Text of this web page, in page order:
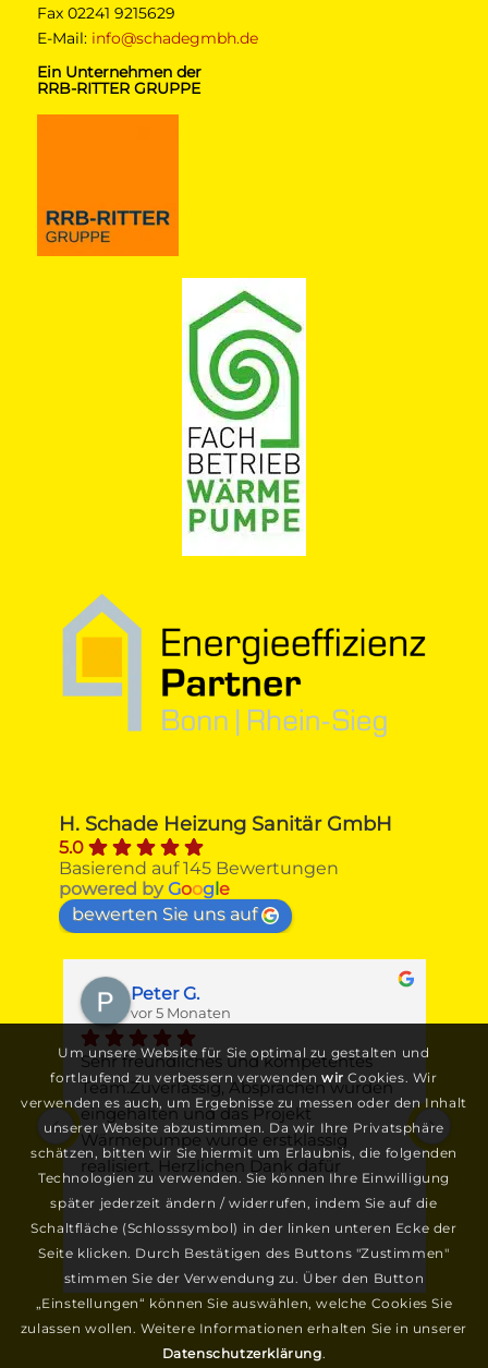
Fax 02241 9215629
E-Mail: info@schadegmbh.de
Ein Unternehmen der
RRB-RITTER GRUPPE
H. Schade Heizung Sanitär GmbH
5.0
Basierend auf 145 Bewertungen
powered byGoogle
bewerten Sie uns auf
Peter G.
vor 5 Monaten
Sehr freundliches und kompetentes
Team.Zuverlässig, Absprachen wurden
eingehalten und das Projekt
Wärmepumpe wurde erstklassig
realisiert. Herzlichen Dank dafür
Um unsere Website für Sie optimal zu gestalten und
fortlaufend zu verbessern verwenden wir Cookies. Wir
verwenden es auch, um Ergebnisse zu messen oder den Inhalt
unserer Website abzustimmen. Da wir Ihre Privatsphäre
schätzen, bitten wir Sie hiermit um Erlaubnis, die folgenden
Technologien zu verwenden. Sie können Ihre Einwilligung
später jederzeit ändern / widerrufen, indem Sie auf die
Schaltfläche (Schlosssymbol) in der linken unteren Ecke der
Seite klicken. Durch Bestätigen des Buttons "Zustimmen"
stimmen Sie der Verwendung zu. Über den Button
„Einstellungen“ können Sie auswählen, welche Cookies Sie
zulassen wollen. Weitere Informationen erhalten Sie in unserer
Datenschutzerklärung.